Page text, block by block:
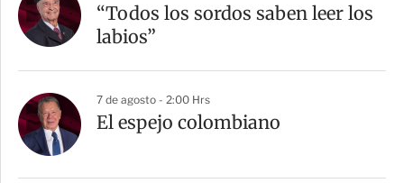
“Todos los sordos saben leer los
labios”
7 de agosto - 2:00 Hrs
El espejo colombiano